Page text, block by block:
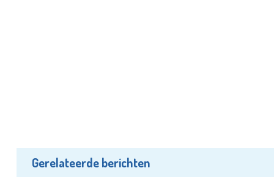
Gerelateerde berichten